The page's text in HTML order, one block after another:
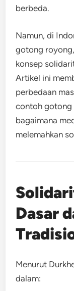
berbeda.
Namun, di
gotong
konsep
Artikel ini
perbedaan
contoh gotong
bagaimana
melemahkan
Dasar
Menurut
dalam: